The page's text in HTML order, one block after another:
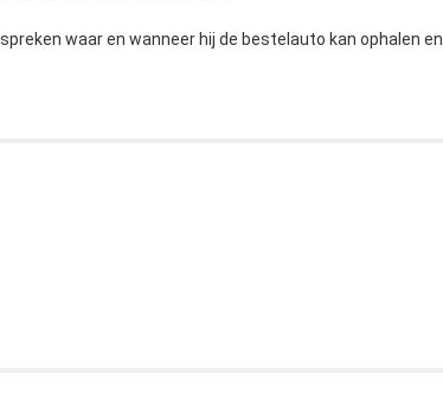
waar en wanneer hij de bestelauto kan ophalen